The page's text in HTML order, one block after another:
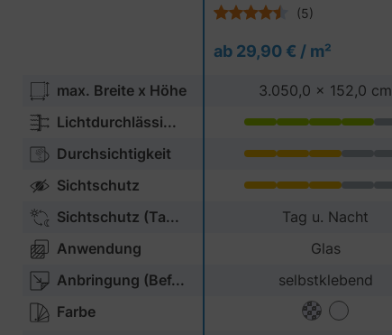
(5)
ab 29,90 € / m²
max. Breite x Höhe 3.050,0 x 152,0 cm
Lichtdurchlässi...
Durchsichtigkeit
Sichtschutz
Sichtschutz (Ta...
Tag u. Nacht
Anwendung
Glas
Anbringung (Bef...
selbstklebend
Farbe